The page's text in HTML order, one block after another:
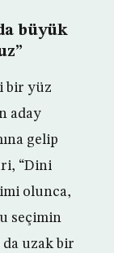
büyük
bir yüz
aday
gelip
“Dini
olunca,
seçimin
da uzak bir